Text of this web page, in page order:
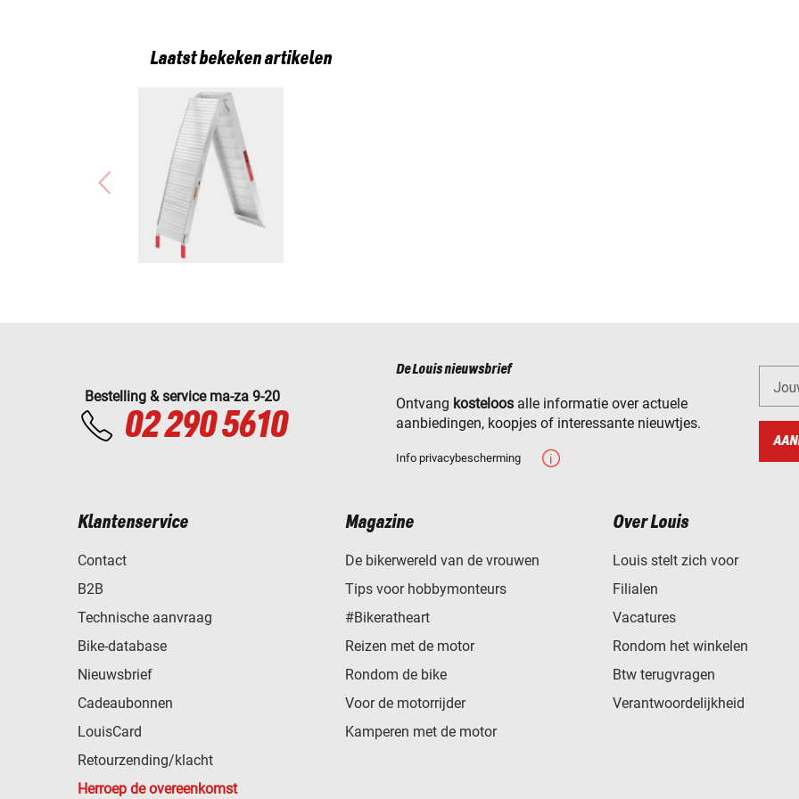
Laatst bekeken artikelen
Bestelling & service ma-za 9-20
02 290 5610
De Louis nieuwsbrief
Ontvang kosteloos alle informatie over actuele
aanbiedingen, koopjes of interessante nieuwtjes.
Info privacybescherming
Klantenservice
Contact
B2B
Technische aanvraag
Bike-database
Nieuwsbrief
Cadeaubonnen
LouisCard
Retourzending/klacht
Herroep de overeenkomst
Magazine
De bikerwereld van de vrouwen
Tips voor hobbymonteurs
#Bikeratheart
Reizen met de motor
Rondom de bike
Voor de motorrijder
Kamperen met de motor
Over Louis
Louis stelt zich voor
Filialen
Vacatures
Rondom het winkelen
Btw terugvragen
Verantwoordelijkheid